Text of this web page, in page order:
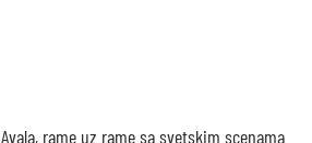
Avala, rame uz rame sa svetskim scenama